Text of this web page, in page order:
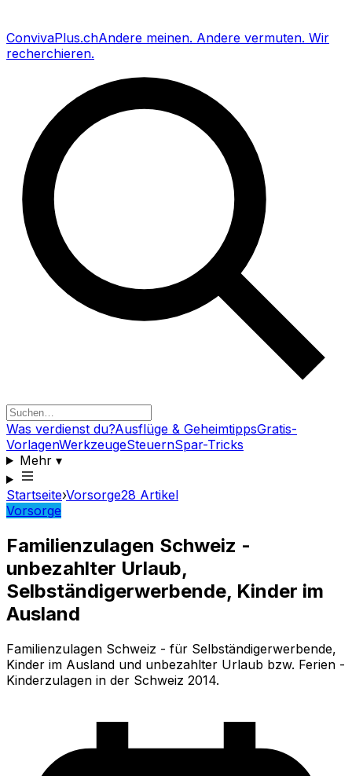
ConvivaPlus.chAndere meinen. Andere vermuten. Wir
recherchieren.
Was verdienst du?Ausflüge & GeheimtippsGratis-
VorlagenWerkzeugeSteuernSpar-Tricks
Mehr▾
Startseite›Vorsorge28 Artikel
Vorsorge
Familienzulagen Schweiz -
unbezahlter Urlaub,
Selbständigerwerbende, Kinder im
Ausland
Familienzulagen Schweiz - für Selbständigerwerbende,
Kinder im Ausland und unbezahlter Urlaub bzw. Ferien -
Kinderzulagen in der Schweiz 2014.